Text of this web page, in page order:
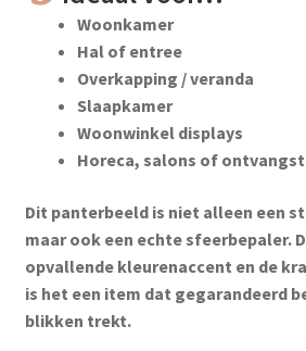
Woonkamer
Hal of entree
Overkapping / veranda
Slaapkamer
Woonwinkel displays
Horeca, salons of
Dit panterbeeld is niet alleen een
maar ook een echte sfeerbepaler.
opvallende kleurenaccent en de
is het een item dat gegarandeerd
blikken trekt.